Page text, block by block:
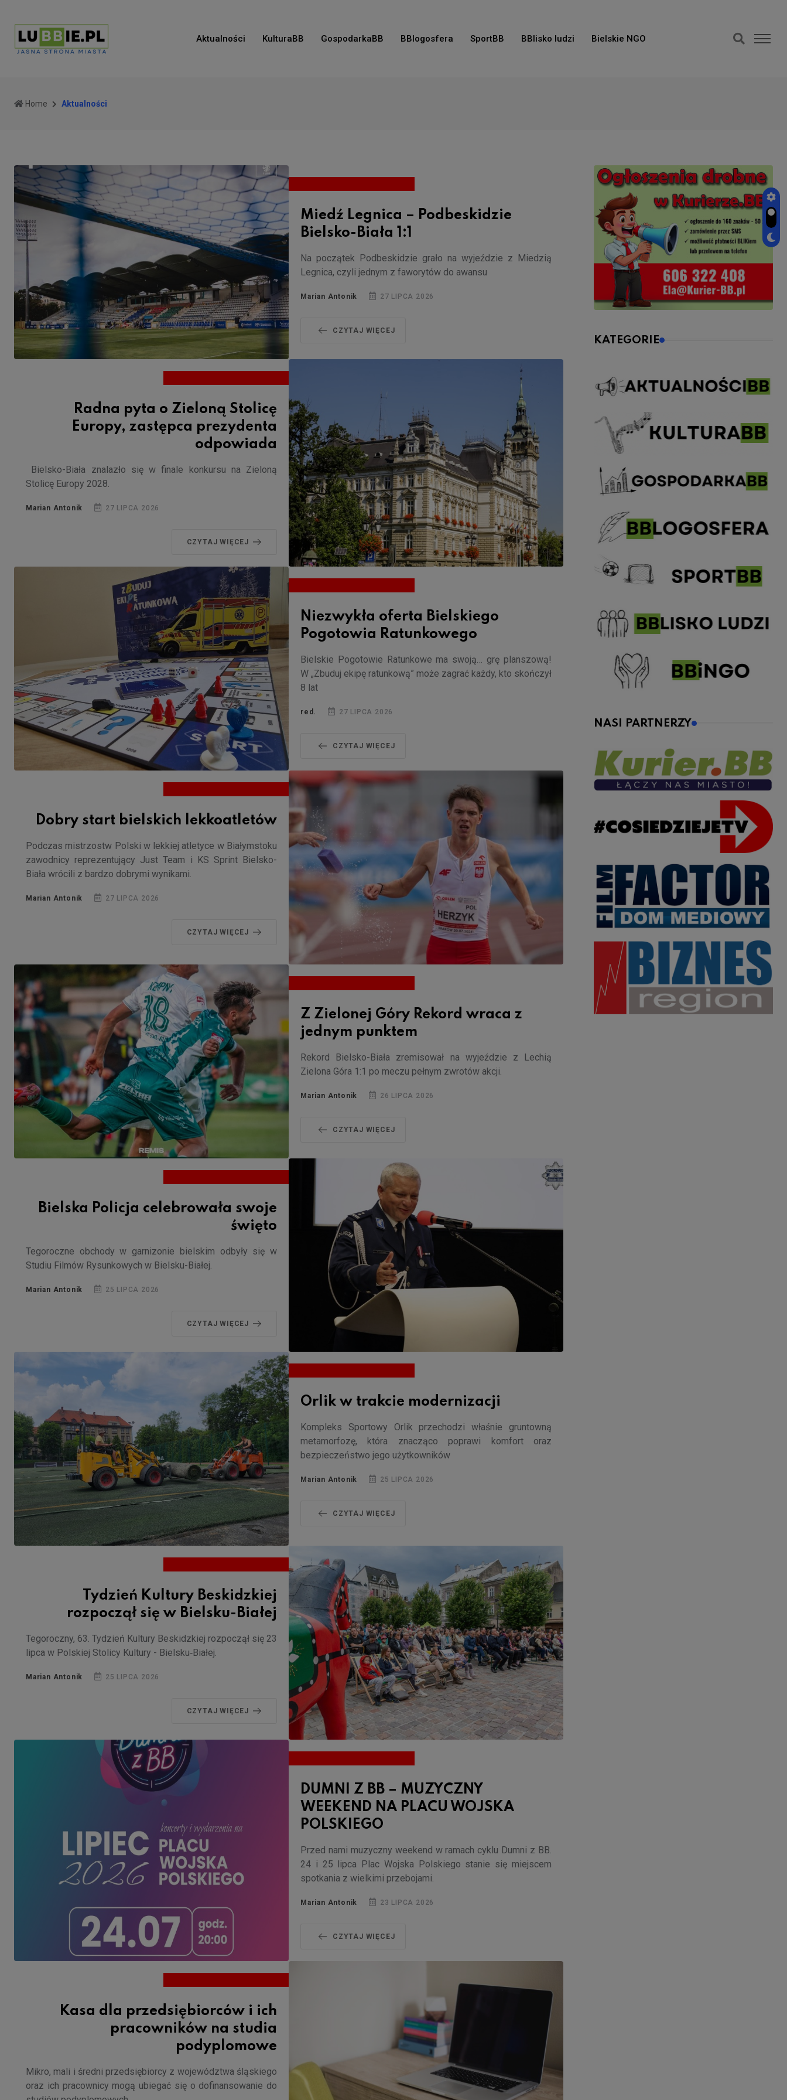
Aktualności KulturaBB GospodarkaBB BBlogosfera SportBB BBlisko ludzi Bielskie NGO
Home Aktualności
Miedź Legnica – Podbeskidzie
Bielsko-Biała 1:1
Na początek Podbeskidzie grało na wyjeździe z Miedzią
Legnica, czyli jednym z faworytów do awansu
Marian Antonik 27 LIPCA 2026
CZYTAJ WIĘCEJ
Radna pyta o Zieloną Stolicę
Europy, zastępca prezydenta
odpowiada
Bielsko-Biała znalazło się w finale konkursu na Zieloną
Stolicę Europy 2028.
Marian Antonik 27 LIPCA 2026
CZYTAJ WIĘCEJ
Niezwykła oferta Bielskiego
Pogotowia Ratunkowego
Bielskie Pogotowie Ratunkowe ma swoją… grę planszową!
W „Zbuduj ekipę ratunkową” może zagrać każdy, kto skończył
8 lat
red. 27 LIPCA 2026
CZYTAJ WIĘCEJ
Dobry start bielskich lekkoatletów
Podczas mistrzostw Polski w lekkiej atletyce w Białymstoku
zawodnicy reprezentujący Just Team i KS Sprint Bielsko-
Biała wrócili z bardzo dobrymi wynikami.
Marian Antonik 27 LIPCA 2026
CZYTAJ WIĘCEJ
Z Zielonej Góry Rekord wraca z
jednym punktem
Rekord Bielsko-Biała zremisował na wyjeździe z Lechią
Zielona Góra 1:1 po meczu pełnym zwrotów akcji.
Marian Antonik 26 LIPCA 2026
CZYTAJ WIĘCEJ
Bielska Policja celebrowała swoje
święto
Tegoroczne obchody w garnizonie bielskim odbyły się w
Studiu Filmów Rysunkowych w Bielsku-Białej.
Marian Antonik 25 LIPCA 2026
CZYTAJ WIĘCEJ
Orlik w trakcie modernizacji
Kompleks Sportowy Orlik przechodzi właśnie gruntowną
metamorfozę, która znacząco poprawi komfort oraz
bezpieczeństwo jego użytkowników
Marian Antonik 25 LIPCA 2026
CZYTAJ WIĘCEJ
Tydzień Kultury Beskidzkiej
rozpoczął się w Bielsku-Białej
Tegoroczny, 63. Tydzień Kultury Beskidzkiej rozpoczął się 23
lipca w Polskiej Stolicy Kultury - Bielsku‑Białej.
Marian Antonik 25 LIPCA 2026
CZYTAJ WIĘCEJ
DUMNI Z BB – MUZYCZNY
WEEKEND NA PLACU WOJSKA
POLSKIEGO
Przed nami muzyczny weekend w ramach cyklu Dumni z BB.
24 i 25 lipca Plac Wojska Polskiego stanie się miejscem
spotkania z wielkimi przebojami.
Marian Antonik 23 LIPCA 2026
CZYTAJ WIĘCEJ
Kasa dla przedsiębiorców i ich
pracowników na studia
podyplomowe
Mikro, mali i średni przedsiębiorcy z województwa śląskiego
oraz ich pracownicy mogą ubiegać się o dofinansowanie do
KATEGORIE
NASI PARTNERZY